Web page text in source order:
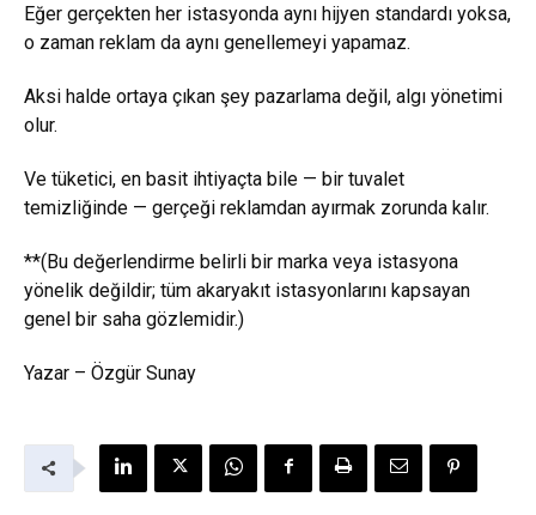
Eğer gerçekten her istasyonda aynı hijyen standardı yoksa,
o zaman reklam da aynı genellemeyi yapamaz.
Aksi halde ortaya çıkan şey pazarlama değil, algı yönetimi
olur.
Ve tüketici, en basit ihtiyaçta bile — bir tuvalet
temizliğinde — gerçeği reklamdan ayırmak zorunda kalır.
**(Bu değerlendirme belirli bir marka veya istasyona
yönelik değildir; tüm akaryakıt istasyonlarını kapsayan
genel bir saha gözlemidir.)
Yazar – Özgür Sunay